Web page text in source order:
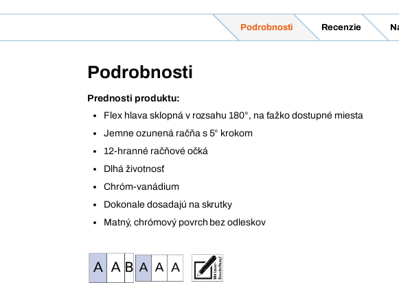
Podrobnosti Recenzie
Podrobnosti
Prednosti produktu:
Flex hlava sklopná v rozsahu 180°, na ťažko dostupné miesta
Jemne ozunená račňa s 5° krokom
12-hranné račňové očká
Dlhá životnosť
Chróm-vanádium
Dokonale dosadajú na skrutky
Matný, chrómový povrch bez odleskov